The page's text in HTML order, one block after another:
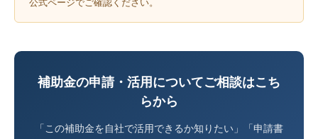
補助金の申請・活用についてご相談はこち
らから
「この補助金を自社で活用できるか知りたい」「申請書